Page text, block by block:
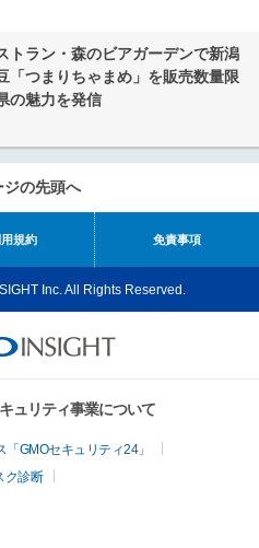
トラン・森のビアガーデンで新潟
「つまりちゃまめ」を販売数量限
の魅力を発信
ジの先頭へ
規約 免責事項
Inc. All Rights Reserved.
ュリティ事業について
GMOセキュリティ24」
ク診断